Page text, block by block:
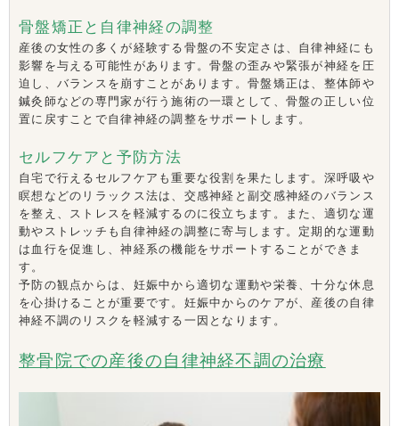
骨盤矯正と自律神経の調整
産後の女性の多くが経験する骨盤の不安定さは、自律神経にも
影響を与える可能性があります。骨盤の歪みや緊張が神経を圧
迫し、バランスを崩すことがあります。骨盤矯正は、整体師や
鍼灸師などの専門家が行う施術の一環として、骨盤の正しい位
置に戻すことで自律神経の調整をサポートします。
セルフケアと予防方法
自宅で行えるセルフケアも重要な役割を果たします。深呼吸や
瞑想などのリラックス法は、交感神経と副交感神経のバランス
を整え、ストレスを軽減するのに役立ちます。また、適切な運
動やストレッチも自律神経の調整に寄与します。定期的な運動
は血行を促進し、神経系の機能をサポートすることができま
す。
予防の観点からは、妊娠中から適切な運動や栄養、十分な休息
を心掛けることが重要です。妊娠中からのケアが、産後の自律
神経不調のリスクを軽減する一因となります。
整骨院での産後の自律神経不調の治療